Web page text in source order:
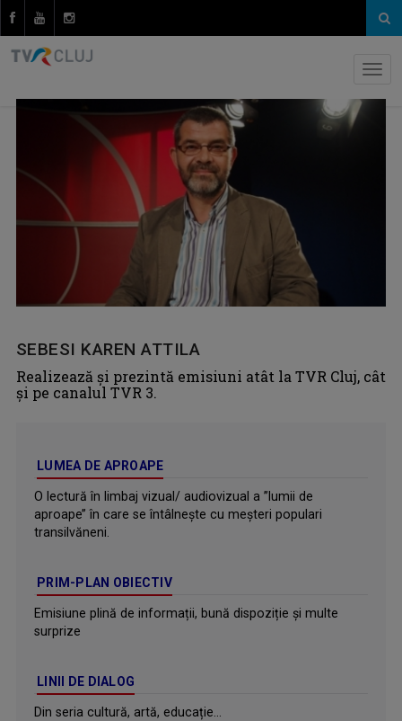
SEBESI KAREN ATTILA
Realizează şi prezintă emisiuni atât la TVR Cluj, cât
şi pe canalul TVR 3.
LUMEA DE APROAPE
O lectură în limbaj vizual/ audiovizual a ’’lumii de
aproape’’ în care se întâlneşte cu meşteri populari
transilvăneni.
PRIM-PLAN OBIECTIV
Emisiune plină de informații, bună dispoziție și multe
surprize
LINII DE DIALOG
Din seria cultură, artă, educație...